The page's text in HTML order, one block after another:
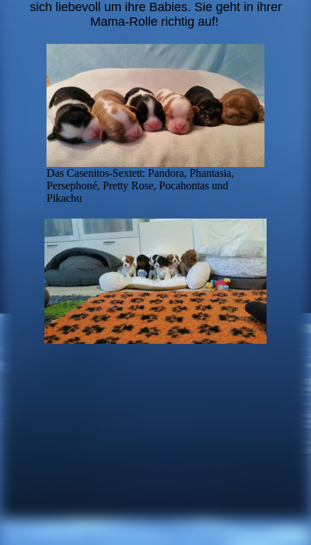
sich liebevoll um ihre Babies. Sie geht in ihrer
Mama-Rolle richtig auf!
Das Casenitos-Sextett: Pandora, Phantasia,
Persephoné, Pretty Rose, Pocahontas und
Pikachu